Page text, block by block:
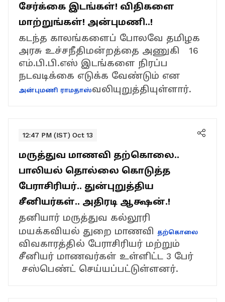
சேர்க்கை இடங்கள்! விதிகளை
மாற்றுங்கள்! அன்புமணி..!
கடந்த காலங்களைப் போலவே தமிழக
அரசு உச்சநீதிமன்றத்தை அணுகி 16
எம்.பி.பி.எஸ் இடங்களை நிரப்ப
நடவடிக்கை எடுக்க வேண்டும் என
அன்புமணி ராமதாஸ்வலியுறுத்தியுள்ளார்.
12:47 PM (IST) Oct 13
மருத்துவ மாணவி தற்கொலை..
பாலியல் தொல்லை கொடுத்த
பேராசிரியர்.. துன்புறுத்திய
சீனியர்கள்.. அதிரடி ஆக்ஷன்.!
தனியார் மருத்துவ கல்லூரி
மயக்கவியல் துறை மாணவி
தற்கொலை
விவகாரத்தில் பேராசிரியர் மற்றும்
சீனியர் மாணவர்கள் உள்ளிட்ட 3 பேர்
சஸ்பெண்ட் செய்யப்பட்டுள்ளனர்.